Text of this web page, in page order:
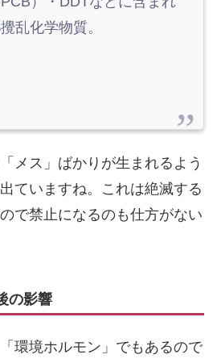
乱化学物質。
メス」ばかりが生まれるよう
ていますね。これは絶滅する
で禁止になるのも仕方がない
の影響
環境ホルモン」でもあるので